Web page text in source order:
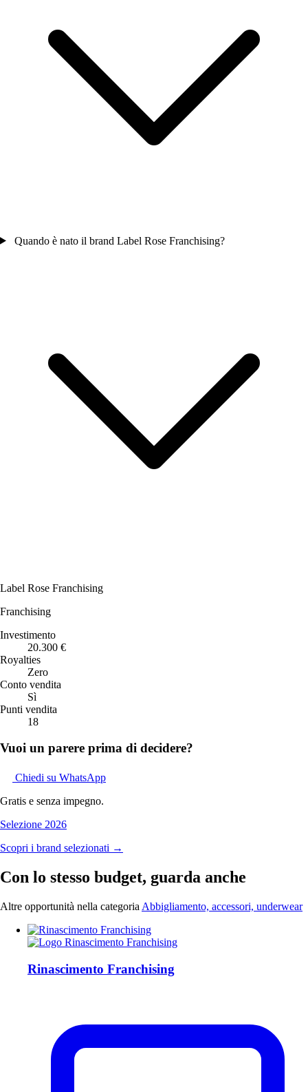
Quando è nato il brand Label Rose Franchising?
Label Rose Franchising
Franchising
Investimento
20.300 €
Royalties
Zero
Conto vendita
Sì
Punti vendita
18
Vuoi un parere prima di decidere?
Chiedi su WhatsApp
Gratis e senza impegno.
Selezione 2026
Scopri i brand selezionati →
Con lo stesso budget, guarda anche
Altre opportunità nella categoria Abbigliamento, accessori, underwear
Rinascimento Franchising